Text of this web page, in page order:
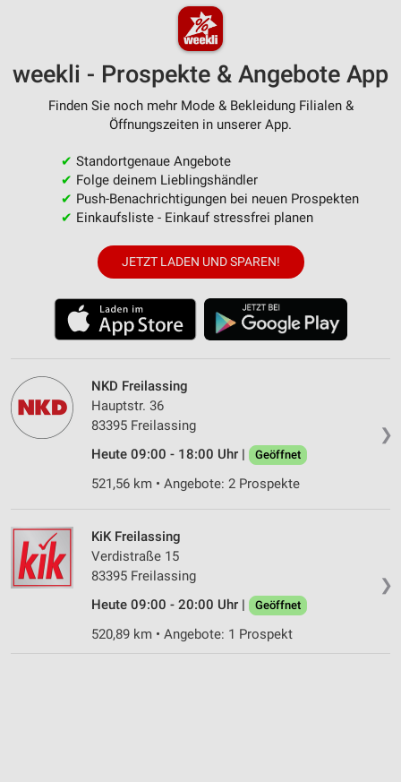
weekli - Prospekte & Angebote App
Finden Sie noch mehr Mode & Bekleidung Filialen &
Öffnungszeiten in unserer App.
✔ Standortgenaue Angebote
✔ Folge deinem Lieblingshändler
✔ Push-Benachrichtigungen bei neuen Prospekten
✔ Einkaufsliste - Einkauf stressfrei planen
JETZT LADEN UND SPAREN!
❯
NKD Freilassing
Hauptstr. 36
83395 Freilassing
Heute 09:00 - 18:00 Uhr |
Geöffnet
521,56 km • Angebote: 2 Prospekte
❯
KiK Freilassing
Verdistraße 15
83395 Freilassing
Heute 09:00 - 20:00 Uhr |
Geöffnet
520,89 km • Angebote: 1 Prospekt